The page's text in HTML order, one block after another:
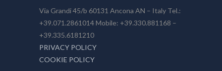
Via Grandi 45/b 60131 Ancona AN – Italy Tel.:
+39.071.2861014 Mobile: +39.330.881168 –
+39.335.6181210
PRIVACY POLICY
COOKIE POLICY